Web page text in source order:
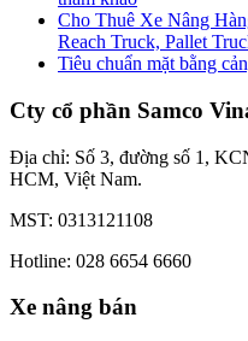
Cho Thuê Xe Nâng
Reach Truck, Pallet
Tiêu chuẩn mặt bằng
Cty cổ phần Samco
Địa chỉ: Số 3, đường số 1,
HCM, Việt Nam.
MST: 0313121108
Hotline: 028 6654 6660
Xe nâng bán